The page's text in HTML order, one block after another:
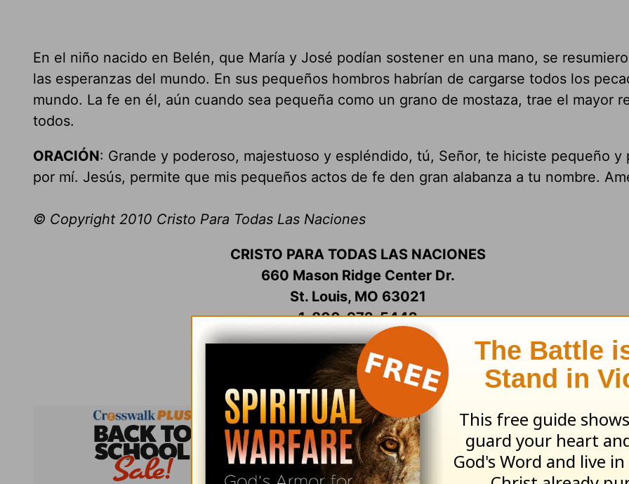
En el niño nacido en Belén, que María y José podían sostener en una mano, se
las esperanzas del mundo. En sus pequeños hombros habrían de cargarse todos los
mundo. La fe en él, aún cuando sea pequeña como un grano de mostaza, trae el mayor
todos.
ORACIÓN: Grande y poderoso, majestuoso y espléndido, tú, Señor, te hiciste pequeño y
por mí. Jesús, permite que mis pequeños actos de fe den gran alabanza a tu nombre.
© Copyright 2010 Cristo Para Todas Las Naciones
CRISTO PARA TODAS LAS NACIONES
660 Mason Ridge Center Dr.
St. Louis, MO 63021
1-800-972-5442
camino@lhm.org
www.paraelcamino.com